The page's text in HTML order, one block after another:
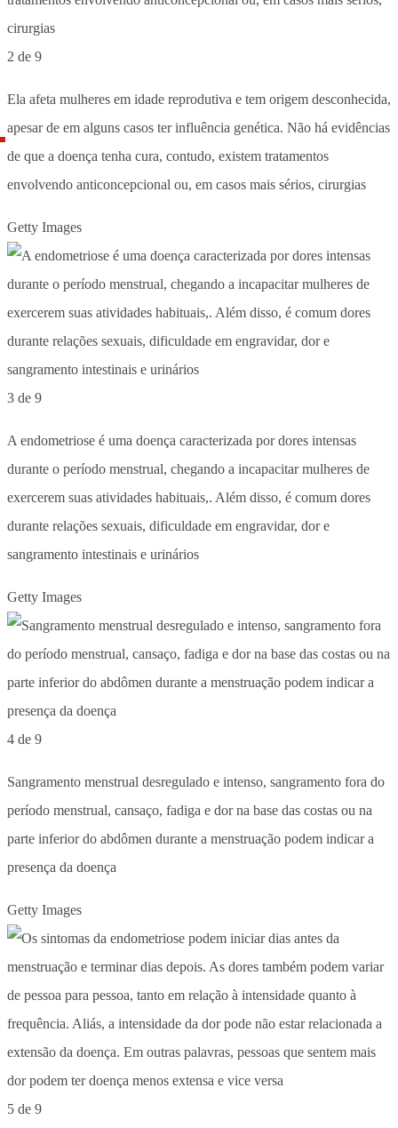
2 de 9
Ela afeta mulheres em idade reprodutiva e tem origem desconhecida,
apesar de em alguns casos ter influência genética. Não há evidências
de que a doença tenha cura, contudo, existem tratamentos
envolvendo anticoncepcional ou, em casos mais sérios, cirurgias
Getty Images
3 de 9
A endometriose é uma doença caracterizada por dores intensas
durante o período menstrual, chegando a incapacitar mulheres de
exercerem suas atividades habituais,. Além disso, é comum dores
durante relações sexuais, dificuldade em engravidar, dor e
sangramento intestinais e urinários
Getty Images
4 de 9
Sangramento menstrual desregulado e intenso, sangramento fora do
período menstrual, cansaço, fadiga e dor na base das costas ou na
parte inferior do abdômen durante a menstruação podem indicar a
presença da doença
Getty Images
5 de 9